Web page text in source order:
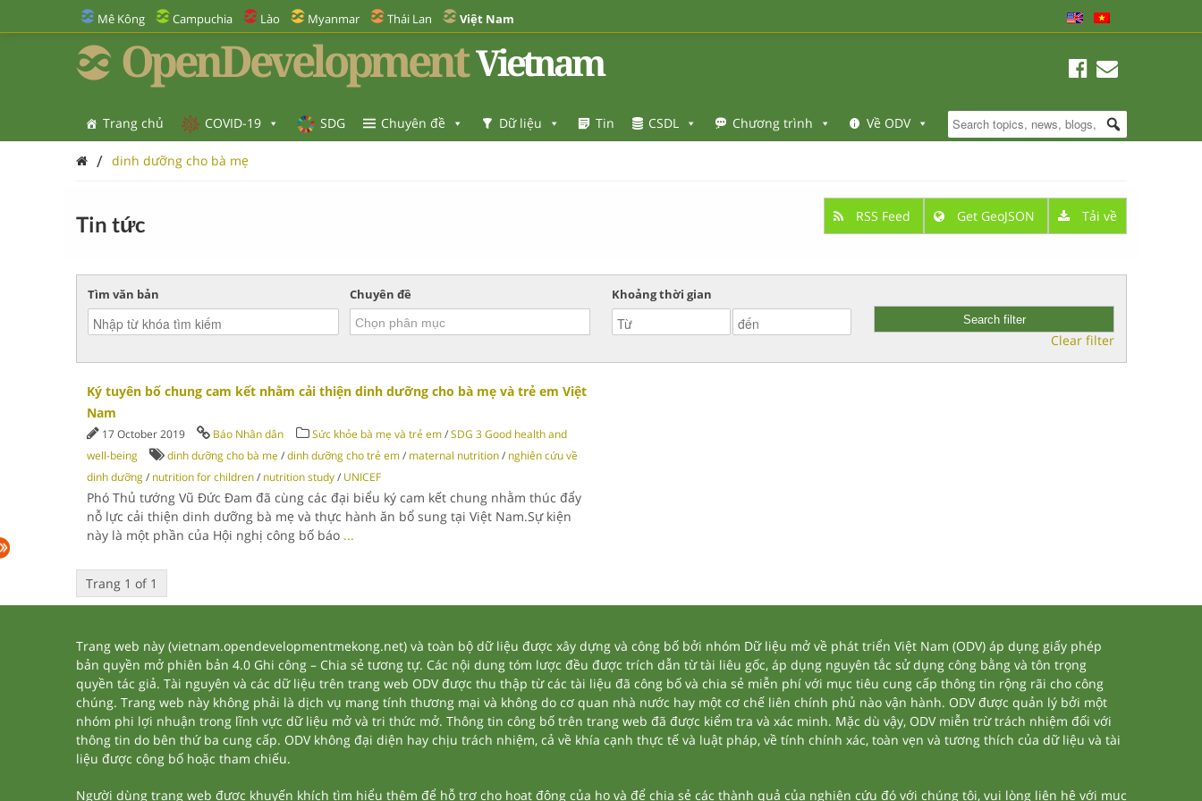
Mê Kông Campuchia Lào Myanmar Thái Lan Việt Nam
OpenDevelopment Vietnam
Trang chủ COVID-19 SDG Chuyên đề Dữ liệu Tin CSDL Chương trình Về ODV
/ dinh dưỡng cho bà mẹ
Tin tức RSS Feed Get GeoJSON Tải về
Tìm văn bản Chuyên đề Khoảng thời gian
Clear filter
Ký tuyên bố chung cam kết nhằm cải thiện dinh dưỡng cho bà mẹ và trẻ em Việt
Nam
17 October 2019 Báo Nhân dân Sức khỏe bà mẹ và trẻ em/SDG 3 Good health and
well-being
dinh dưỡng cho bà mẹ /dinh dưỡng cho trẻ em/ maternal nutrition/ nghiên cứu về
dinh dưỡng/ nutrition for children/ nutrition study/ UNICEF
Phó Thủ tướng Vũ Đức Đam đã cùng các đại biểu ký cam kết chung nhằm thúc đẩy
nỗ lực cải thiện dinh dưỡng bà mẹ và thực hành ăn bổ sung tại Việt Nam.Sự kiện
này là một phần của Hội nghị công bố báo ...
Trang 1 of 1
Trang web này (vietnam.opendevelopmentmekong.net) và toàn bộ dữ liệu được xây dựng và công bố bởi nhóm Dữ liệu mở về phát triển Việt Nam (ODV) áp dụng giấy phép
bản quyền mở phiên bản 4.0 Ghi công – Chia sẻ tương tự. Các nội dung tóm lược đều được trích dẫn từ tài liêu gốc, áp dụng nguyên tắc sử dụng công bằng và tôn trọng
quyền tác giả. Tài nguyên và các dữ liệu trên trang web ODV được thu thập từ các tài liệu đã công bố và chia sẻ miễn phí với mục tiêu cung cấp thông tin rộng rãi cho công
chúng. Trang web này không phải là dịch vụ mang tính thương mại và không do cơ quan nhà nước hay một cơ chế liên chính phủ nào vận hành. ODV được quản lý bởi một
nhóm phi lợi nhuận trong lĩnh vực dữ liệu mở và tri thức mở. Thông tin công bố trên trang web đã được kiểm tra và xác minh. Mặc dù vậy, ODV miễn trừ trách nhiệm đối với
thông tin do bên thứ ba cung cấp. ODV không đại diện hay chịu trách nhiệm, cả về khía cạnh thực tế và luật pháp, về tính chính xác, toàn vẹn và tương thích của dữ liệu và tài
liệu được công bố hoặc tham chiếu.
Người dùng trang web được khuyến khích tìm hiểu thêm để hỗ trợ cho hoạt động của họ và để chia sẻ các thành quả của nghiên cứu đó với chúng tôi, vui lòng liên hệ với mục